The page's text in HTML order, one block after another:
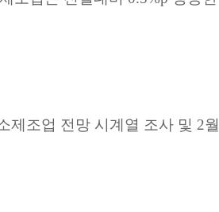
제조업 전망 시계열 조사 및 2월